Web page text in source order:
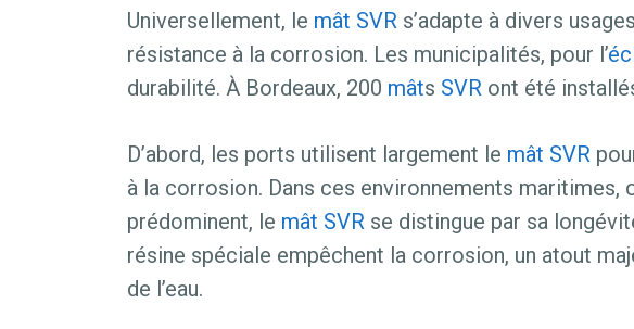
Universellement, le mât SVR s’adapte à divers
résistance à la corrosion. Les municipalités, pour l’
durabilité. À Bordeaux, 200 mâts SVR ont été
D’abord, les ports utilisent largement le mât SVR
à la corrosion. Dans ces environnements maritimes,
prédominent, le mât SVR se distingue par sa
résine spéciale empêchent la corrosion, un atout
de l’eau.